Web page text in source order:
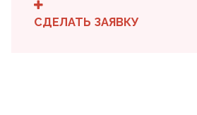
СДЕЛАТЬ ЗАЯВКУ